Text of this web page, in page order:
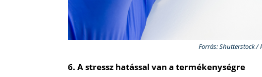
Forrás: Shutterstock /
6. A stressz hatással van a termékenységre